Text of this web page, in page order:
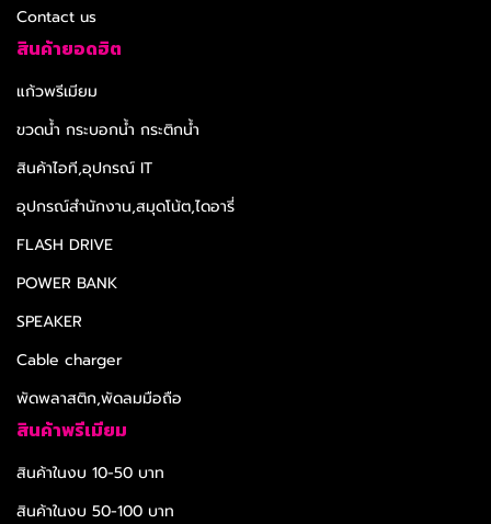
Contact us
สินค้ายอดฮิต
แก้วพรีเมียม
ขวดน้ำ กระบอกน้ำ กระติกน้ำ
สินค้าไอที,อุปกรณ์ IT
อุปกรณ์สำนักงาน,สมุดโน้ต,ไดอารี่
FLASH DRIVE
POWER BANK
SPEAKER
Cable charger
พัดพลาสติก,พัดลมมือถือ
สินค้าพรีเมียม
สินค้าในงบ 10-50 บาท
สินค้าในงบ 50-100 บาท